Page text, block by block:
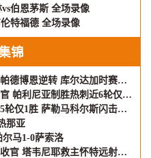
伯恩茅斯 全场录像
特福德 全场录像
锦
首次从德甲降级！十人狼堡1-2遭帕德博恩逆转 库尔达加时赛制胜
保级成功！热刺1-0埃弗顿第17收官 帕利尼亚制胜热刺近6轮仅1负
无缘欧冠！米兰1-2卡利亚里最后5轮仅1胜 萨勒马科尔斯闪击难救主
那亚
马1-0萨索洛
首次参加欧联！伯恩茅斯1-1森林收官 塔韦尼耶救主怀特远射破门